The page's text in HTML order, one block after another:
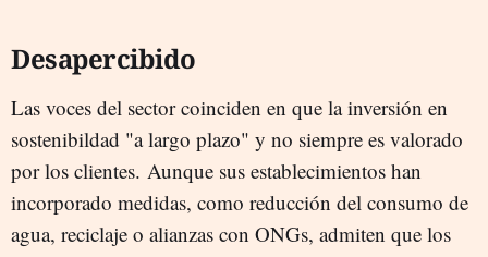
Desapercibido
Las voces del sector coinciden en que la inversión en
sostenibildad "a largo plazo" y no siempre es valorado
por los clientes. Aunque sus establecimientos han
incorporado medidas, como reducción del consumo de
agua, reciclaje o alianzas con ONGs, admiten que los